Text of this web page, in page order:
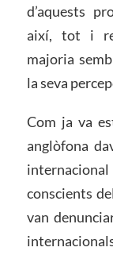
d’aquests
així, tot i
majoria
la seva
Com ja va
anglòfona
internacional
conscients
van